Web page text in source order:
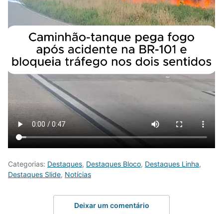
Categorias: Destaques, Destaques Bloco, Destaques Linha,
Destaques Slide, Notícias
Deixar um comentário